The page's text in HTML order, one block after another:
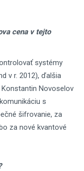
cena v tejto
systémy
v r. 2012), ďalšia
Novoselov
s
šifrovanie, za
za nové kvantové